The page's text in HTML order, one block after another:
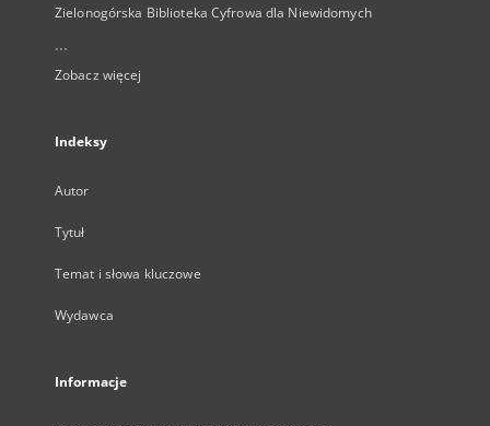
Zielonogórska Biblioteka Cyfrowa dla Niewidomych
...
Zobacz więcej
Indeksy
Autor
Tytuł
Temat i słowa kluczowe
Wydawca
Informacje